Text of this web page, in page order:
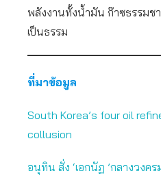
พลังงานทั้งน้ำมัน ก๊าซธรรมช
เป็นธรรม
ที่มาข้อมูล
South Korea’s four oil
collusion
อนุทิน สั่ง ‘เอกนัฏ ’กลางวงค